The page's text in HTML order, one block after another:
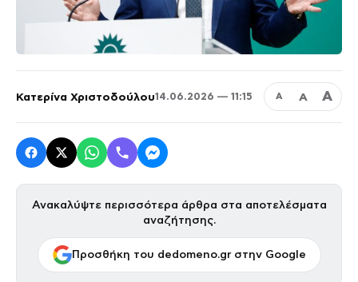
Κατερίνα Χριστοδούλου14.06.2026 — 11:15 Α Α Α
Ανακαλύψτε περισσότερα άρθρα στα αποτελέσματα
αναζήτησης.
Προσθήκη του dedomeno.gr στην Google